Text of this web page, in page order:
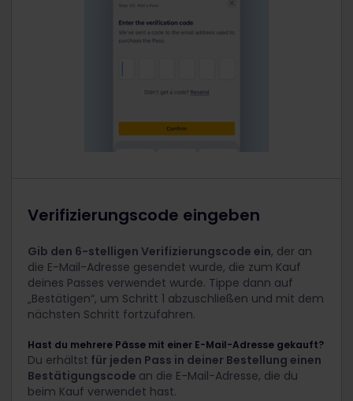
Verifizierungscode eingeben
Gib den 6-stelligen Verifizierungscode ein, der an
die E-Mail-Adresse gesendet wurde, die zum Kauf
deines Passes verwendet wurde. Tippe dann auf
„Bestätigen“, um Schritt 1 abzuschließen und mit dem
nächsten Schritt fortzufahren.
Hast du mehrere Pässe mit einer E-Mail-Adresse gekauft?
Du erhältst für jeden Pass in deiner Bestellung einen
Bestätigungscode an die E-Mail-Adresse, die du
beim Kauf verwendet hast.